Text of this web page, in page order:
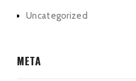
Uncategorized
META